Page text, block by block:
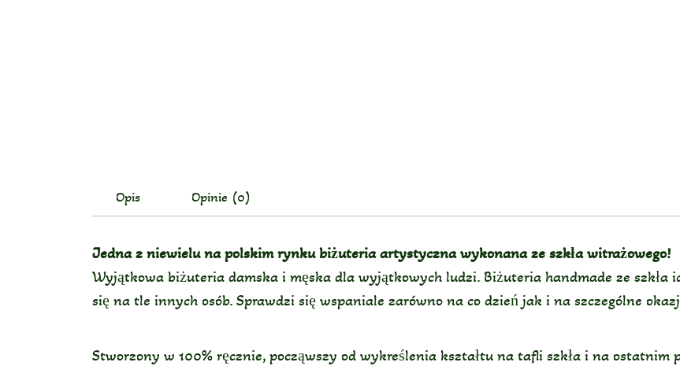
Opis Opinie (0)
Jedna z niewielu na polskim rynku biżuteria artystyczna wykonana ze szkła witrażowego!
Wyjątkowa biżuteria damska i męska dla wyjątkowych ludzi. Biżuteria handmade ze szkła
się na tle innych osób. Sprawdzi się wspaniale zarówno na co dzień jak i na szczególne
Stworzony w 100% ręcznie, począwszy od wykreślenia kształtu na tafli szkła i na ostatnim